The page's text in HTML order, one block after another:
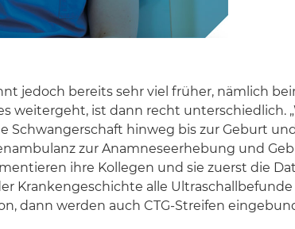
jedoch bereits sehr viel früher, nämlich
weitergeht, ist dann recht
Schwangerschaft hinweg bis zur Geburt
zur Anamneseerhebung und
ihre Kollegen und sie zuerst die
Krankengeschichte alle
dann werden auch CTG-Streifen